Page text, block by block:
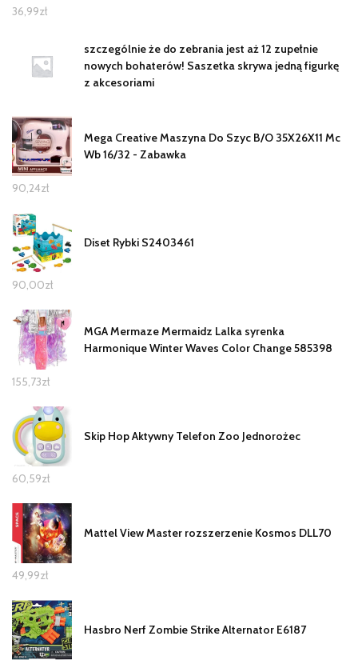
36,99zł
szczególnie że do zebrania jest aż 12 zupełnie
nowych bohaterów! Saszetka skrywa jedną figurkę
z akcesoriami
Mega Creative Maszyna Do Szyc B/O 35X26X11 Mc
Wb 16/32 - Zabawka
90,24zł
Diset Rybki S2403461
90,00zł
MGA Mermaze Mermaidz Lalka syrenka
Harmonique Winter Waves Color Change 585398
155,73zł
Skip Hop Aktywny Telefon Zoo Jednorożec
60,59zł
Mattel View Master rozszerzenie Kosmos DLL70
49,99zł
Hasbro Nerf Zombie Strike Alternator E6187